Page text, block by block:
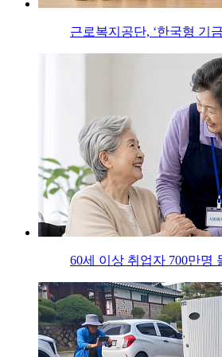
근로복지공단, ‘한국형 기
60세 이상 취업자 700만명